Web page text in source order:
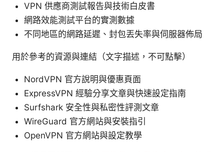
VPN 供應商測試報告與技術白皮書
網路效能測試平台的實測數據
不同地區的網路延遲、封包丟失率與伺服器佈局
用於參考的資源與連結（文字描述，不可點擊）
NordVPN 官方說明與優惠頁面
ExpressVPN 經驗分享文章與快速設定指南
Surfshark 安全性與私密性評測文章
WireGuard 官方網站與安裝指引
OpenVPN 官方網站與設定教學